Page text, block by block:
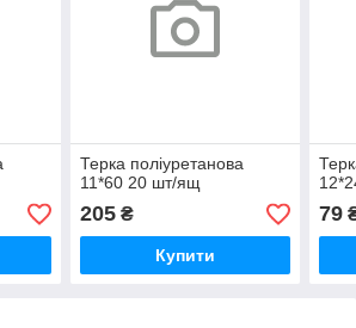
Терка поліуретанова
11*60 20 шт/ящ
205₴
Купити
79